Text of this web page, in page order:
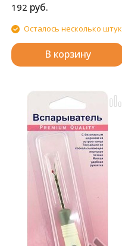
192 руб.
Осталось несколько штук
В корзину